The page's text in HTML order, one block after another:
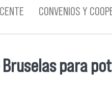
CONVENIOS Y
para